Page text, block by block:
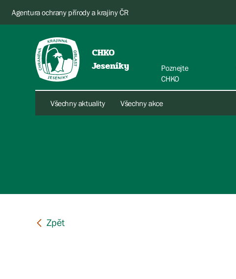
Agentura ochrany přírody a krajiny ČR
CHKO
Jeseníky
Poznejte
CHKO
Všechny aktuality Všechny akce